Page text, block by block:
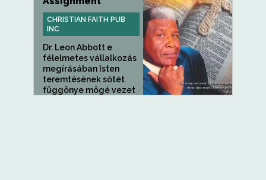
CHRISTIAN FAITH PUB
INC
Dr. Leon Abbott e
félelmetes vállalkozás
megírásában Isten
teremtésének sötét
függönye mögé vezet